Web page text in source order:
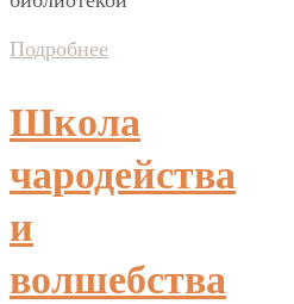
Подробнее
Школа
чародейства
и
волшебства